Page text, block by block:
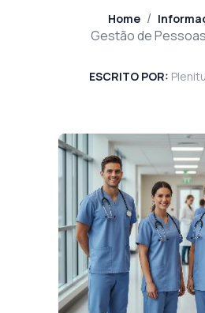
Home /
Gestão de
ESCRITO POR: